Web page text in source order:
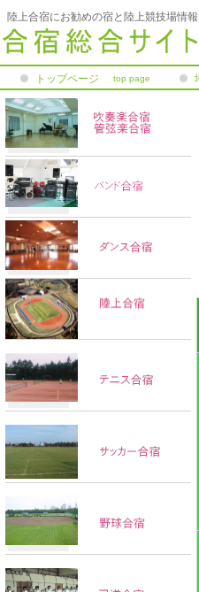
陸上合宿にお勧めの宿と陸上競技場情報
top page
トップページ